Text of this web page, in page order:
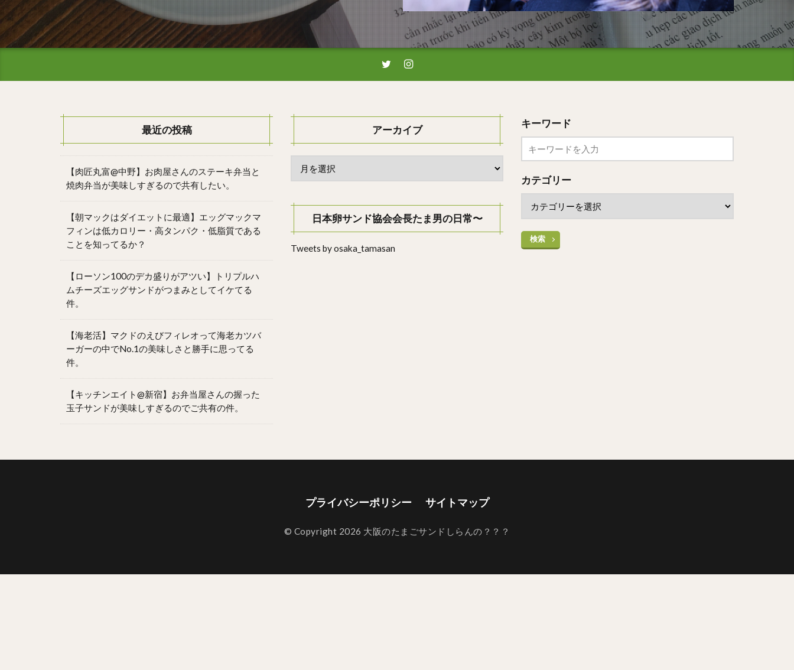
最近の投稿
【肉匠丸富@中野】お肉屋さんのステーキ弁当と
焼肉弁当が美味しすぎるので共有したい。
【朝マックはダイエットに最適】エッグマックマ
フィンは低カロリー・高タンパク・低脂質である
ことを知ってるか？
【ローソン100のデカ盛りがアツい】トリプルハ
ムチーズエッグサンドがつまみとしてイケてる
件。
【海老活】マクドのえびフィレオって海老カツバ
ーガーの中でNo.1の美味しさと勝手に思ってる
件。
【キッチンエイト@新宿】お弁当屋さんの握った
玉子サンドが美味しすぎるのでご共有の件。
アーカイブ
日本卵サンド協会会長たま男の日常〜
Tweets by osaka_tamasan
キーワード
カテゴリー
検索
プライバシーポリシー サイトマップ
© Copyright 2026 大阪のたまごサンドしらんの？？？